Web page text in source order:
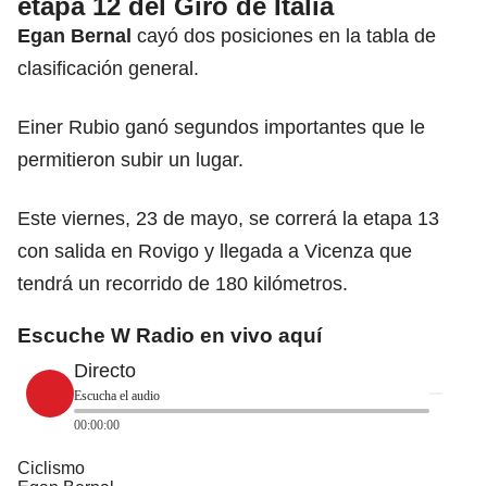
Egan Bernal cayó dos posiciones en la tabla de
clasificación general.
Einer Rubio ganó segundos importantes que le
permitieron subir un lugar.
Este viernes, 23 de mayo, se correrá la etapa 13
con salida en Rovigo y llegada a Vicenza que
tendrá un recorrido de 180 kilómetros.
Escuche W Radio en vivo aquí
Directo
Escucha el audio
00:00:00
Ciclismo